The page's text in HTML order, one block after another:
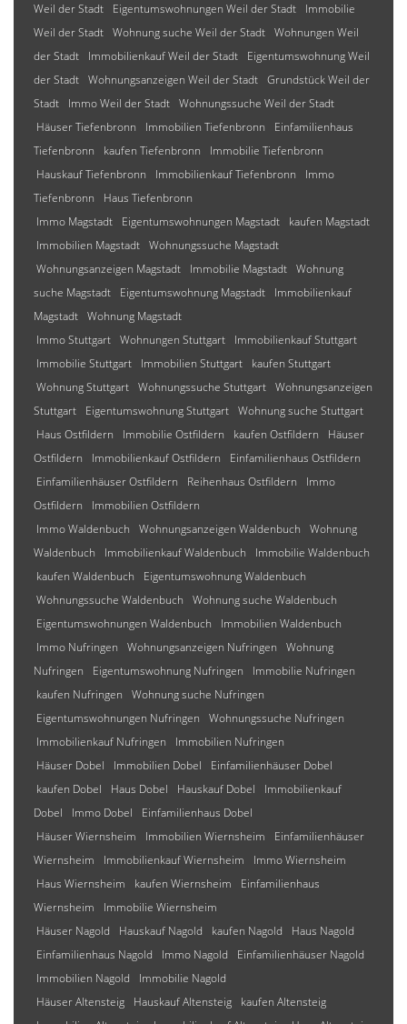
Weil der Stadt
Eigentumswohnungen Weil der Stadt
Immobilie
Weil der Stadt Wohnung suche Weil der Stadt Wohnungen Weil
der Stadt
Immobilienkauf Weil der Stadt
Eigentumswohnung Weil
der Stadt Wohnungsanzeigen Weil der Stadt Grundstück Weil der
Stadt
Immo Weil der Stadt Wohnungssuche Weil der Stadt
Häuser Tiefenbronn
Immobilien Tiefenbronn
Einfamilienhaus
Tiefenbronn
kaufen Tiefenbronn
Immobilie Tiefenbronn
Hauskauf Tiefenbronn
Immobilienkauf Tiefenbronn
Immo
Tiefenbronn
Haus Tiefenbronn
Immo Magstadt
Eigentumswohnungen Magstadt
kaufen Magstadt
Immobilien Magstadt Wohnungssuche Magstadt
Wohnungsanzeigen Magstadt
Immobilie Magstadt Wohnung
suche Magstadt
Eigentumswohnung Magstadt
Immobilienkauf
Magstadt Wohnung Magstadt
Immo Stuttgart Wohnungen Stuttgart
Immobilienkauf Stuttgart
Immobilie Stuttgart
Immobilien Stuttgart
kaufen Stuttgart
Wohnung Stuttgart Wohnungssuche Stuttgart Wohnungsanzeigen
Stuttgart
Eigentumswohnung Stuttgart Wohnung suche Stuttgart
Haus Ostfildern
Immobilie Ostfildern kaufen Ostfildern
Häuser
Ostfildern
Immobilienkauf Ostfildern
Einfamilienhaus Ostfildern
Einfamilienhäuser Ostfildern
Reihenhaus Ostfildern
Immo
Ostfildern
Immobilien Ostfildern
Immo Waldenbuch
Wohnungsanzeigen Waldenbuch
Wohnung
Waldenbuch
Immobilienkauf Waldenbuch
Immobilie Waldenbuch
kaufen Waldenbuch
Eigentumswohnung Waldenbuch
Wohnungssuche Waldenbuch
Wohnung suche Waldenbuch
Eigentumswohnungen Waldenbuch
Immobilien Waldenbuch
Immo Nufringen
Wohnungsanzeigen Nufringen
Wohnung
Nufringen
Eigentumswohnung Nufringen
Immobilie Nufringen
kaufen Nufringen
Wohnung suche Nufringen
Eigentumswohnungen Nufringen
Wohnungssuche Nufringen
Immobilienkauf Nufringen
Immobilien Nufringen
Häuser Dobel
Immobilien Dobel
Einfamilienhäuser Dobel
kaufen Dobel
Haus Dobel Hauskauf Dobel
Immobilienkauf
Dobel
Immo Dobel
Einfamilienhaus Dobel
Häuser Wiernsheim
Immobilien Wiernsheim
Einfamilienhäuser
Wiernsheim
Immobilienkauf Wiernsheim
Immo Wiernsheim
Haus Wiernsheim
kaufen Wiernsheim
Einfamilienhaus
Wiernsheim
Immobilie Wiernsheim
Häuser Nagold
Hauskauf Nagold kaufen Nagold
Haus Nagold
Einfamilienhaus Nagold
Immo Nagold
Einfamilienhäuser Nagold
Immobilien Nagold
Immobilie Nagold
Häuser Altensteig
Hauskauf Altensteig
kaufen Altensteig